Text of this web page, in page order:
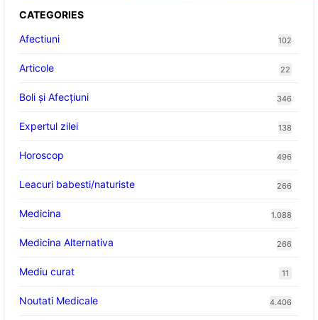
CATEGORIES
Afectiuni
102
Articole 22
Boli și Afecțiuni 346
Expertul zilei 138
Horoscop 496
Leacuri babesti/naturiste 266
Medicina 1.088
Medicina Alternativa 266
Mediu curat 11
Noutati Medicale 4.406